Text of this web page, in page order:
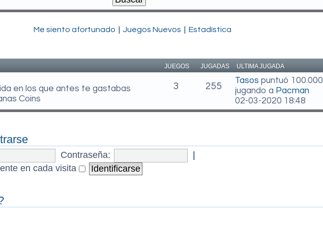
Me siento afortunado Juegos Nuevos Estadística
JUEGOS JUGADAS ULTIMA JUGADA
en los que antes te gastabas
Coins
3 255
Tasos puntuó 100.000
jugando a Pacman
02-03-2020 18:48
Contraseña:
|
en cada visita